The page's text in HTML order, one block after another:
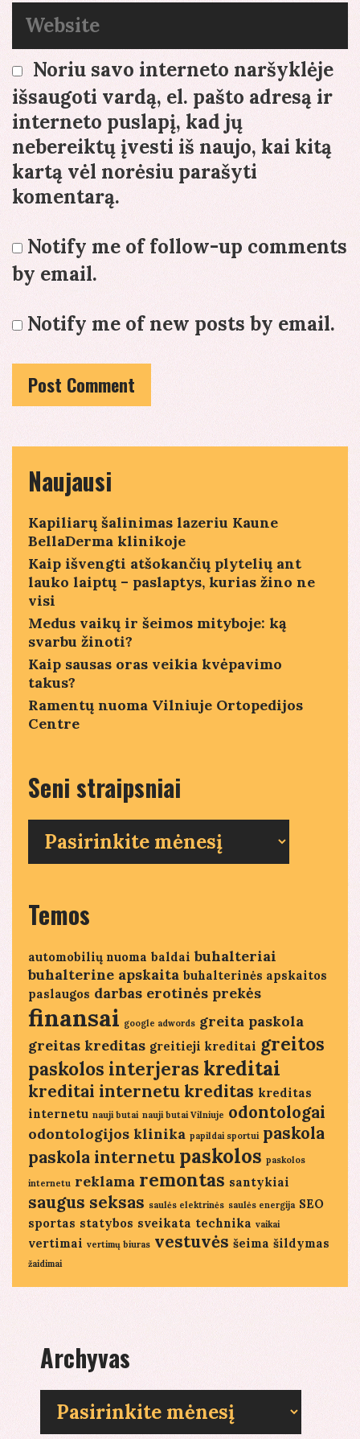
Website
Noriu savo interneto naršyklėje
išsaugoti vardą, el. pašto adresą ir
interneto puslapį, kad jų
nebereiktų įvesti iš naujo, kai kitą
kartą vėl norėsiu parašyti
komentarą.
Notify me of follow-up comments
by email.
Notify me of new posts by email.
Naujausi
Kapiliarų šalinimas lazeriu Kaune
BellaDerma klinikoje
Kaip išvengti atšokančių plytelių ant
lauko laiptų – paslaptys, kurias žino ne
visi
Medus vaikų ir šeimos mityboje: ką
svarbu žinoti?
Kaip sausas oras veikia kvėpavimo
takus?
Ramentų nuoma Vilniuje Ortopedijos
Centre
Seni straipsniai
straipsniai
Temos
automobilių nuoma baldai buhalteriai
buhalterine apskaita buhalterinės apskaitos
paslaugos darbas erotinės prekės
finansai google adwords greita paskola
greitas kreditas greitieji kreditai greitos
paskolos interjeras kreditai
kreditai internetu kreditas kreditas
internetu nauji butai nauji butai Vilniuje odontologai
odontologijos klinika papildai sportui paskola
paskola internetu paskolos paskolos
internetu reklama remontas santykiai
saugus seksas saulės elektrinės saulės energija SEO
sportas statybos sveikata technika vaikai
vertimai vertimų biuras vestuvės šeima šildymas
žaidimai
Archyvas